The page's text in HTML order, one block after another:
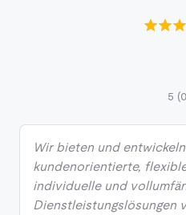
5
Wir bieten und
kundenorientierte,
individuelle und
Dienstleistungslösungen